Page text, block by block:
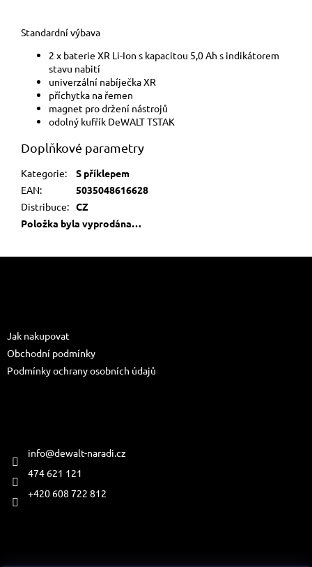
Standardní výbava
2 x baterie XR Li-Ion s kapacitou 5,0 Ah s indikátorem
stavu nabití
univerzální nabíječka XR
příchytka na řemen
magnet pro držení nástrojů
odolný kufřík DeWALT TSTAK
Doplňkové parametry
Kategorie:
S příklepem
EAN:
5035048616628
Distribuce: CZ
Položka byla vyprodána…
Jak nakupovat
Obchodní podmínky
Podmínky ochrany osobních údajů
info@dewalt-naradi.cz
474 621 121
+420 608 722 812